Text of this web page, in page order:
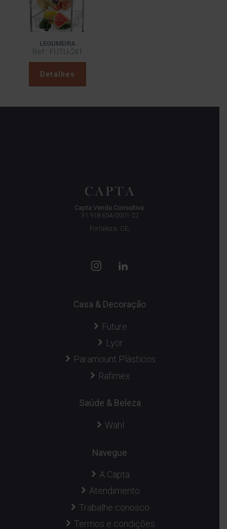
LEGUMEIRA
Ref.: FUTU-241
Detalhes
Capta Venda Consultiva.
31.918.654/0001-22
Fortaleza, CE,
Casa & Decoração
Future
Lyor
Paramount Plásticos
Rafimex
Saúde & Beleza
Wahl
Navegue
A Capta
Atendimento
Trabalhe conosco
Termos e condições